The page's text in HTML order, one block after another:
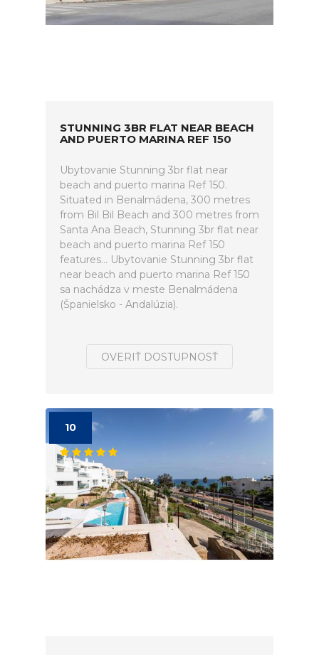
STUNNING 3BR FLAT NEAR BEACH
AND PUERTO MARINA REF 150
Ubytovanie Stunning 3br flat near
beach and puerto marina Ref 150.
Situated in Benalmádena, 300 metres
from Bil Bil Beach and 300 metres from
Santa Ana Beach, Stunning 3br flat near
beach and puerto marina Ref 150
features... Ubytovanie Stunning 3br flat
near beach and puerto marina Ref 150
sa nachádza v meste Benalmádena
(Španielsko - Andalúzia).
OVERIŤ DOSTUPNOSŤ
10